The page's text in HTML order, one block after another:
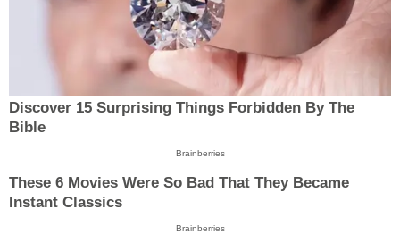
Discover 15 Surprising Things Forbidden By The
Bible
Brainberries
These 6 Movies Were So Bad That They Became
Instant Classics
Brainberries